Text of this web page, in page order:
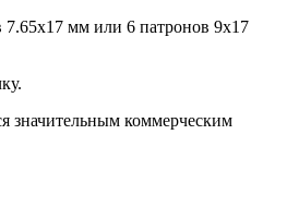
7.65х17 мм или 6 патронов 9х17
значительным коммерческим